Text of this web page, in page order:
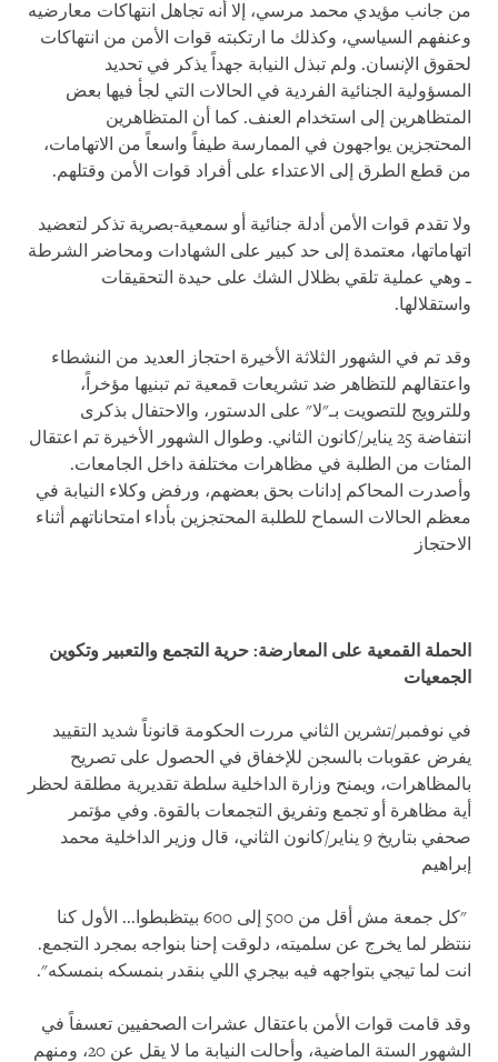
من جانب مؤيدي محمد مرسي، إلا أنه تجاهل انتهاكات معارضيه
وعنفهم السياسي، وكذلك ما ارتكبته قوات الأمن من انتهاكات
لحقوق الإنسان. ولم تبذل النيابة جهداً يذكر في تحديد
المسؤولية الجنائية الفردية في الحالات التي لجأ فيها بعض
المتظاهرين إلى استخدام العنف. كما أن المتظاهرين
المحتجزين يواجهون في الممارسة طيفاً واسعاً من الاتهامات،
من قطع الطرق إلى الاعتداء على أفراد قوات الأمن وقتلهم.
ولا تقدم قوات الأمن أدلة جنائية أو سمعية-بصرية تذكر لتعضيد
اتهاماتها، معتمدة إلى حد كبير على الشهادات ومحاضر الشرطة
ـ وهي عملية تلقي بظلال الشك على حيدة التحقيقات
واستقلالها.
وقد تم في الشهور الثلاثة الأخيرة احتجاز العديد من النشطاء
واعتقالهم للتظاهر ضد تشريعات قمعية تم تبنيها مؤخراً،
وللترويج للتصويت بـ"لا" على الدستور، والاحتفال بذكرى
انتفاضة 25 يناير/كانون الثاني. وطوال الشهور الأخيرة تم اعتقال
المئات من الطلبة في مظاهرات مختلفة داخل الجامعات.
وأصدرت المحاكم إدانات بحق بعضهم، ورفض وكلاء النيابة في
معظم الحالات السماح للطلبة المحتجزين بأداء امتحاناتهم أثناء
الاحتجاز
الحملة القمعية على المعارضة: حرية التجمع والتعبير وتكوين
الجمعيات
في نوفمبر/تشرين الثاني مررت الحكومة قانوناً شديد التقييد
يفرض عقوبات بالسجن للإخفاق في الحصول على تصريح
بالمظاهرات، ويمنح وزارة الداخلية سلطة تقديرية مطلقة لحظر
أية مظاهرة أو تجمع وتفريق التجمعات بالقوة. وفي مؤتمر
صحفي بتاريخ 9 يناير/كانون الثاني، قال وزير الداخلية محمد
إبراهيم
"
كل جمعة مش أقل من 500 إلى 600 بيتظبطوا... الأول كنا
ننتظر لما يخرج عن سلميته، دلوقت إحنا بنواجه بمجرد التجمع.
انت لما تيجي بتواجهه فيه بيجري اللي بنقدر بنمسكه بنمسكه".
وقد قامت قوات الأمن باعتقال عشرات الصحفيين تعسفاً في
الشهور الستة الماضية، وأحالت النيابة ما لا يقل عن 20، ومنهم